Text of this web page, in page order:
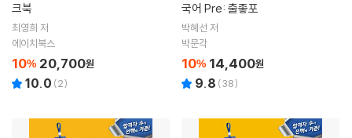
크북
최영희 저
에이치북스
10% 20,700원
10.0 (2)
국어 Pre: 출좋포
박혜선 저
박문각
10% 14,400원
9.8 (38)